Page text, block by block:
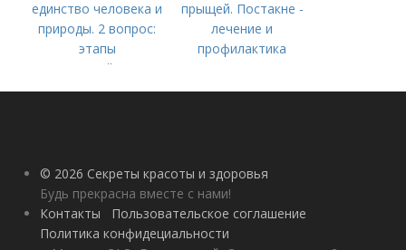
единство человека и
природы. 2 вопрос:
этапы
взаимодействия
природного и
прыщей. Постакне -
лечение и
профилактика
© 2026 Секреты красоты и здоровья
Будь прекрасна вместе с нами!
Контакты
Пользовательское соглашение
Политика конфидециальности